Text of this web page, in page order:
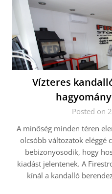
Vízteres
Posted on
A minőség minden téren
olcsóbb változatok eléggé
bebizonyosodik, hogy
kiadást jelentenek. A
kínál a kandalló